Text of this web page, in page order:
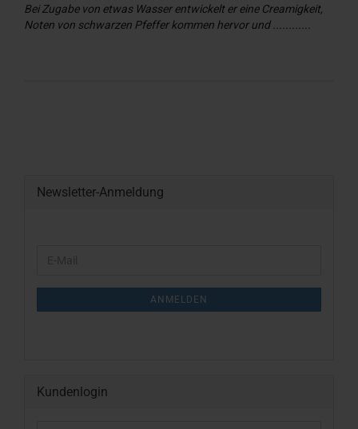
Bei Zugabe von etwas Wasser entwickelt er eine Creamigkeit,
Noten von schwarzen Pfeffer kommen hervor und ............
Newsletter-Anmeldung
ANMELDEN
Kundenlogin